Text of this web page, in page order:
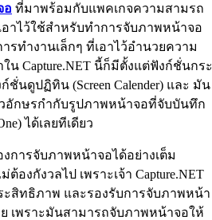
อ ที่มาพร้อมกับแพคเกจความสามรถ
าไว้ใช้สำหรับทำการจับภาพหน้าจอ
ทำงานเล็กๆ ที่เอาไว้อำนวยความ
Capture.NET นี้ก็มีตั้งแต่ฟังก์ชั่นกระ
นดูปฏิทิน (Screen Calender) และ มัน
อักษรกำกับรูปภาพหน้าจอที่จับบันทึก
ได้เลยทีเดียว
งการจับภาพหน้าจอได้อย่างเต็ม
งกังวลไป เพราะเจ้า Capture.NET
สิทธิภาพ และรองรับการจับภาพหน้า
เพราะมันสามารถจับภาพหน้าจอให้